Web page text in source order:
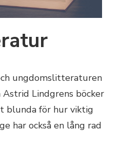
ungdomslitteraturen
Lindgrens böcker
blunda för hur viktig
har också en lång rad